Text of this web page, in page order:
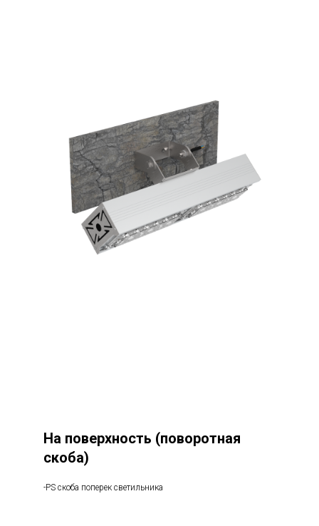
На поверхность (поворотная
скоба)
-PS скоба поперек светильника